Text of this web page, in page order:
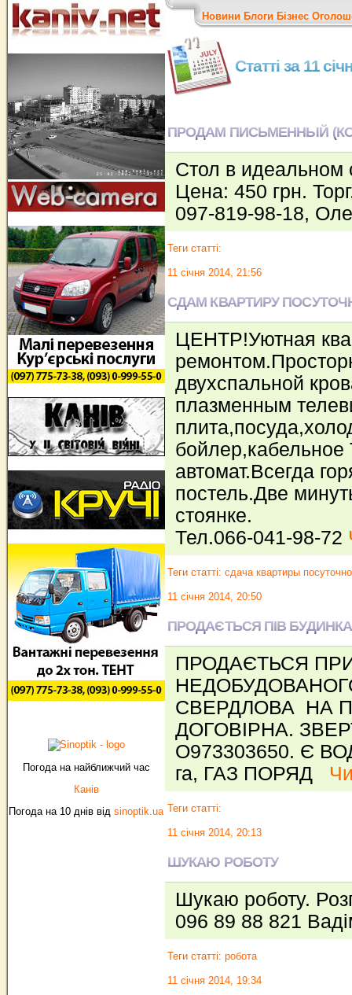
Погода на найближчий час
Канів
Погода на 10 днів відsinoptik.ua
Новини Блоги Бізнес
Статті за 11
ПРОДАМ ПИСЬМЕННЫЙ
Стол в идеальном
Цена: 450 грн.
097-819-98-18,
Теги статті:
11 січня 2014, 21:56
СДАМ КВАРТИРУ
ЦЕНТР!Уютная
двухспальной
плазменным
автомат.Всегда
постель.Две
стоянке.
Тел.066-041-98-72
Теги статті: сдача квартиры
11 січня 2014, 20:50
ПРОДАЄТЬСЯ ПІВ
ПРОДАЄТЬСЯ
СВЕРДЛОВА НА
ДОГОВІРНА.
О973303650. Є
га, ГАЗ ПОРЯД
Теги статті:
11 січня 2014, 20:13
ШУКАЮ РОБОТУ
Шукаю роботу.
096 89 88 821
Теги статті: робота
11 січня 2014, 19:34